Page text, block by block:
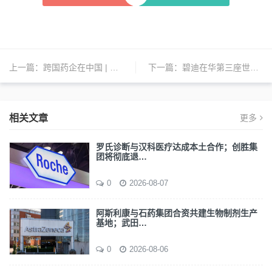
上一篇： 跨国药企在中国 | 碧迪、洁定、勃林格殷格翰、武田、默沙东、鹏瑞利、百汇医疗、赛诺菲、丹纳赫、波士顿科学、阿斯利康等新动态 下一篇： 碧迪在华第三座世界级生产基地正式投运；默沙东超20亿美元买下翰森制药GLP-1新药全球权益；赢创大规模重组 | 日报
相关文章 更多
罗氏诊断与汉科医疗达成本土合作；创胜集
团将彻底退…
0 2026-08-07
阿斯利康与石药集团合资共建生物制剂生产
基地；武田…
0 2026-08-06